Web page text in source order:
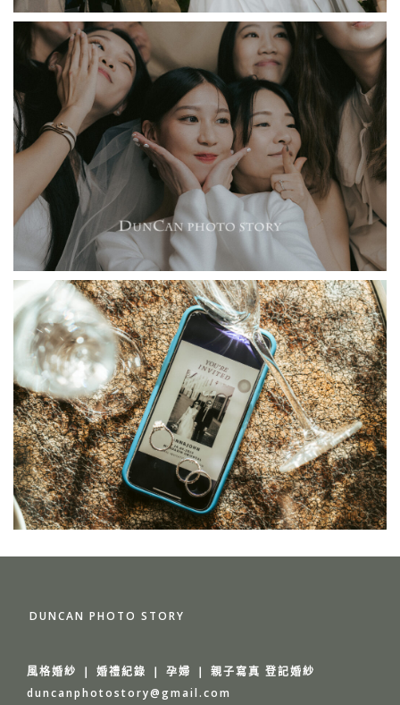
DUNCAN PHOTO STORY
風格婚紗 ❘ 婚禮紀錄 ❘ 孕婦 ❘ 親子寫真 登記婚紗
duncanphotostory@gmail.com